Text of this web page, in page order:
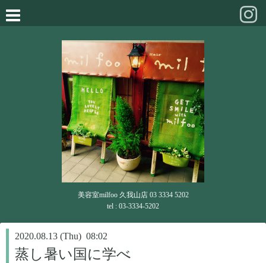
美容室milfoo 久我山店 03 3334 5202
tel : 03-3334-5202
2020.08.13 (Thu) 08:02
蒸し暑い国に学べ